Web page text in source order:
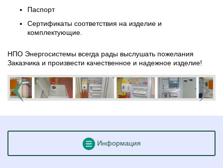
Паспорт
Сертификаты соответствия на изделие и
комплектующие.
НПО Энергосистемы всегда рады выслушать пожелания
Заказчика и произвести качественное и надежное изделие!
Информация